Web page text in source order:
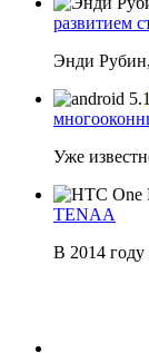
развитием
Энди Рубин,
Уже
TENAA
В 2014